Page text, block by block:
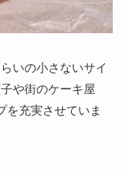
いの小さないサイ
や街のケーキ屋
を充実させていま